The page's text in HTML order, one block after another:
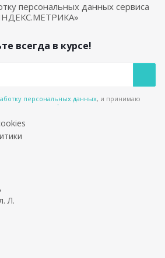
персональных данных сервиса
всегда в курсе!
персональных данных, и принимаю
политике конфиденциальности
новостной бюллетень и получайте наши
каждую пятницу!
сети
с юридическими лицами и ИП
Л.